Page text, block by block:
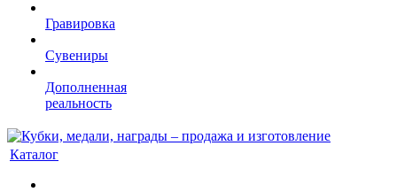
Гравировка
Сувениры
Дополненная
реальность
Каталог